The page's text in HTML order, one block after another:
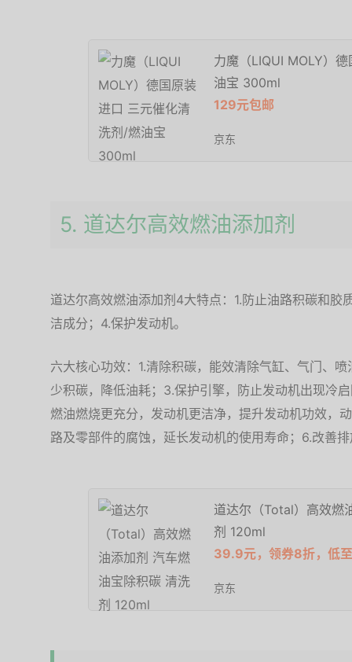
力魔（LIQUI MOLY）
油宝 300ml
129元包邮
京东
5. 道达尔高效燃油添加剂
道达尔高效燃油添加剂4大特点：1.防止油路积碳和
洁成分；4.保护发动机。
六大核心功效：1.清除积碳，能效清除气缸、气门、
少积碳，降低油耗；3.保护引擎，防止发动机出现冷
燃油燃烧更充分，发动机更洁净，提升发动机功效，
路及零部件的腐蚀，延长发动机的使用寿命；6.改善
道达尔（Total）高效燃
剂 120ml
39.9元，领券8折，低
京东